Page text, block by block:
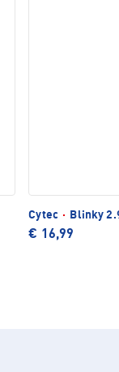
Cytec · Blinky
€ 16,99